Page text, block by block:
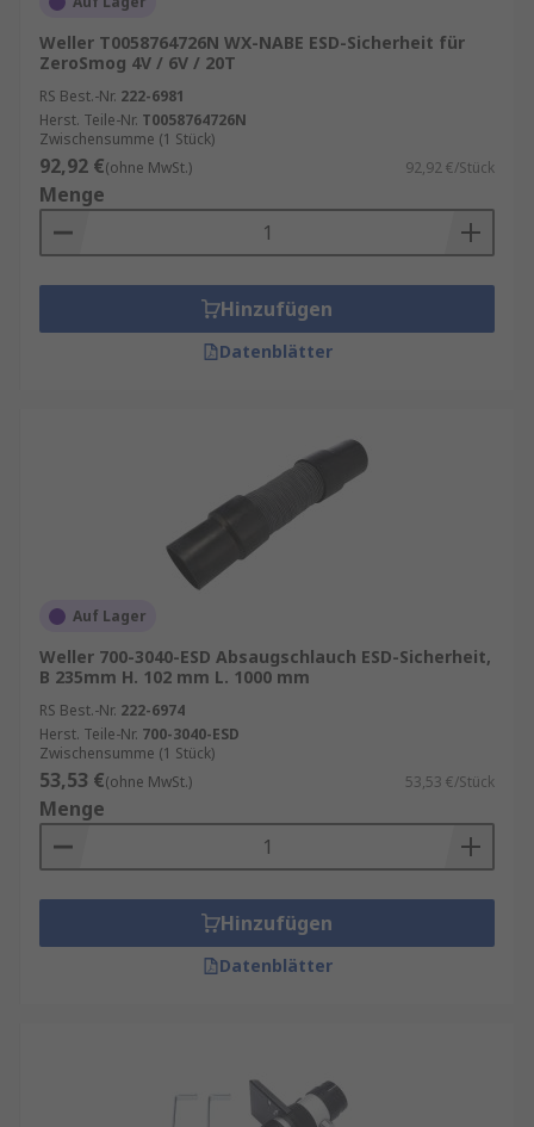
Weller T0058764726N WX-NABE ESD-Sicherheit für
ZeroSmog 4V / 6V / 20T
RS Best.-Nr. 222-6981
Herst. Teile-Nr. T0058764726N
Zwischensumme (1 Stück)
92,92 €(ohne MwSt.) 92,92 €/Stück
Menge
Hinzufügen
Datenblätter
Auf Lager
Weller 700-3040-ESD Absaugschlauch ESD-Sicherheit,
B 235mm H. 102 mm L. 1000 mm
RS Best.-Nr. 222-6974
Herst. Teile-Nr. 700-3040-ESD
Zwischensumme (1 Stück)
53,53 €(ohne MwSt.) 53,53 €/Stück
Menge
Hinzufügen
Datenblätter